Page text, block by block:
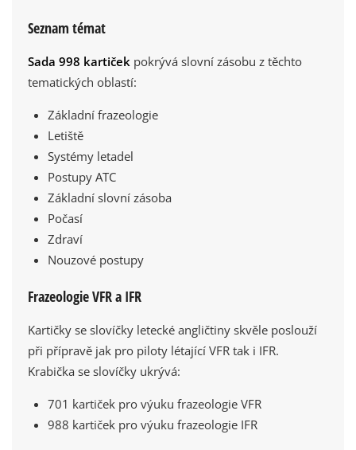
Seznam témat
Sada 998 kartiček pokrývá slovní zásobu z těchto
tematických oblastí:
Základní frazeologie
Letiště
Systémy letadel
Postupy ATC
Základní slovní zásoba
Počasí
Zdraví
Nouzové postupy
Frazeologie VFR a IFR
Kartičky se slovíčky letecké angličtiny skvěle poslouží
při přípravě jak pro piloty létající VFR tak i IFR.
Krabička se slovíčky ukrývá:
701 kartiček pro výuku frazeologie VFR
988 kartiček pro výuku frazeologie IFR